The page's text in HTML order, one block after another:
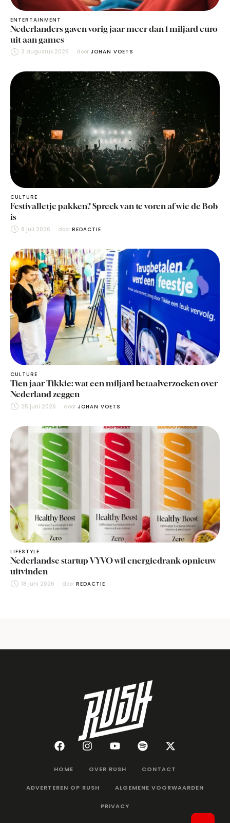
ENTERTAINMENT
Nederlanders gaven vorig jaar meer dan 1 miljard euro
uit aan games
3 augustus 2026 door JOHAN VOETS
CULTURE
Festivalletje pakken? Spreek van te voren af wie de Bob
is
8 juli 2026 door REDACTIE
CULTURE
Tien jaar Tikkie: wat een miljard betaalverzoeken over
Nederland zeggen
25 juni 2026 door JOHAN VOETS
LIFESTYLE
Nederlandse startup VYVO wil energiedrank opnieuw
uitvinden
18 juni 2026 door REDACTIE
HOME OVER RUSH CONTACT
ADVERTEREN OP RUSH ALGEMENE VOORWAARDEN
PRIVACY